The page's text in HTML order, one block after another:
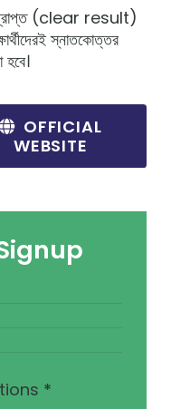
(clear result)
স্নাতকোত্তর
OFFICIAL
WEBSITE
*